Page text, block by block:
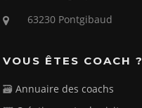
63230 Pontgibaud
VOUS ÊTES COACH ?
🗃️ Annuaire des coachs